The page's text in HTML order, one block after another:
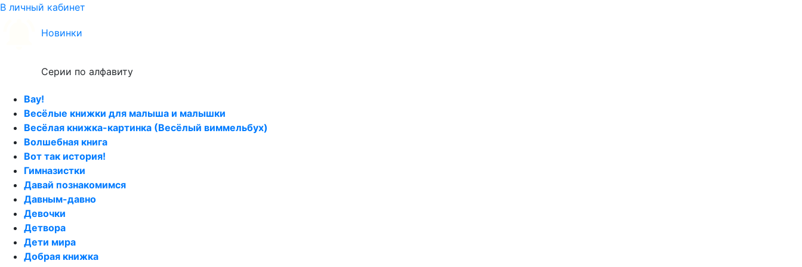
В личный кабинет
Новинки
Серии по алфавиту
Вау!
Весёлые книжки для малыша и малышки
Весёлая книжка-картинка (Весёлый виммельбух)
Волшебная книга
Вот так история!
Гимназистки
Давай познакомимся
Давным-давно
Девочки
Детвора
Дети мира
Добрая книжка